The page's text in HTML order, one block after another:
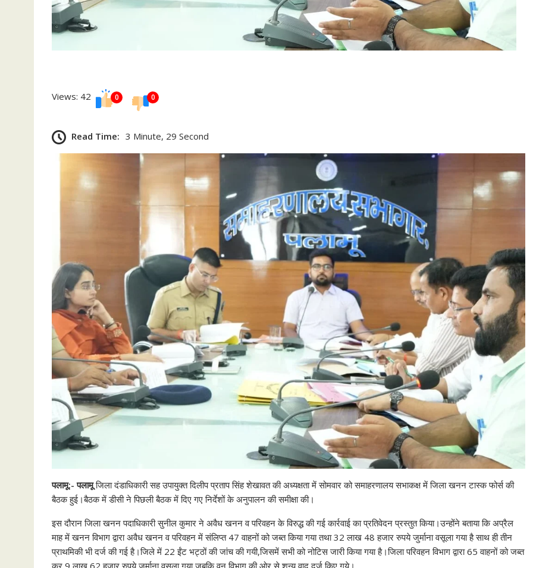
Views: 42 0 0
Read Time: 3 Minute, 29 Second
पलामू:- पलामूजिला दंडाधिकारी सह उपायुक्त दिलीप प्रताप सिंह शेखावत की अध्यक्षता में सोमवार को समाहरणालय सभाकक्ष में जिला खनन टास्क फोर्स की
बैठक हुई।बैठक में डीसी ने पिछली बैठक में दिए गए निर्देशों के अनुपालन की समीक्षा की।
इस दौरान जिला खनन पदाधिकारी सुनील कुमार ने अवैध खनन व परिवहन के विरुद्ध की गई कार्रवाई का प्रतिवेदन प्रस्तुत किया।उन्होंने बताया कि अप्रैल
माह में खनन विभाग द्वारा अवैध खनन व परिवहन में संलिप्त 47 वाहनों को जब्त किया गया तथा 32 लाख 48 हजार रुपये जुर्माना वसूला गया है साथ ही तीन
प्राथमिकी भी दर्ज की गई है।जिले में 22 ईंट भट्ठों की जांच की गयी,जिसमें सभी को नोटिस जारी किया गया है।जिला परिवहन विभाग द्वारा 65 वाहनों को जब्त
कर 9 लाख 62 हजार रुपये जुर्माना वसूला गया,जबकि वन विभाग की ओर से शून्य वाद दर्ज किए गये।